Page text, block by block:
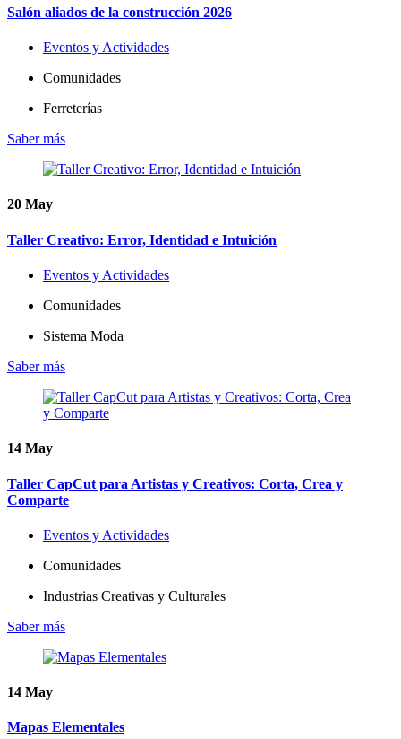
Salón aliados de la construcción 2026
Eventos y Actividades
Comunidades
Ferreterías
Saber más
20 May
Taller Creativo: Error, Identidad e Intuición
Eventos y Actividades
Comunidades
Sistema Moda
Saber más
14 May
Taller CapCut para Artistas y Creativos: Corta, Crea y
Comparte
Eventos y Actividades
Comunidades
Industrias Creativas y Culturales
Saber más
14 May
Mapas Elementales